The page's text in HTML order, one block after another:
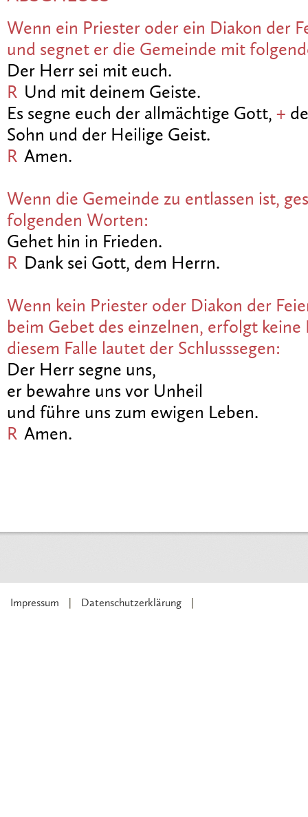
Wenn ein Priester oder ein Diakon der
und segnet er die Gemeinde mit
Der Herr sei mit euch.
R Und mit deinem Geiste.
Es segne euch der allmächtige Gott, +
Sohn und der Heilige Geist.
R Amen.
Wenn die Gemeinde zu entlassen ist,
folgenden Worten:
Gehet hin in Frieden.
R Dank sei Gott, dem Herrn.
Wenn kein Priester oder Diakon der
beim Gebet des einzelnen, erfolgt keine
diesem Falle lautet der Schlusssegen:
Der Herr segne uns,
er bewahre uns vor Unheil
und führe uns zum ewigen Leben.
R Amen.
Impressum Datenschutzerklärung